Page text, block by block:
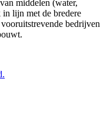
middelen (water,
lijn met de bredere
bedrijven